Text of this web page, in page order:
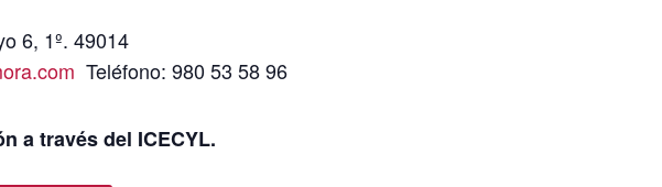
6, 1º. 49014
Teléfono: 980 53 58 96
a través del ICECYL.